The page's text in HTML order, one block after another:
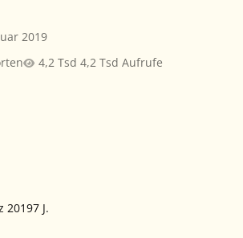
2019
4,2 Tsd Aufrufe
20197 J.